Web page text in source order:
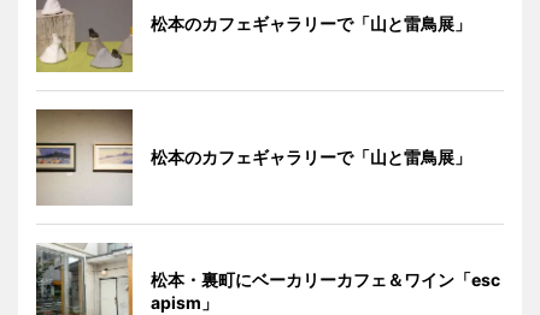
松本のカフェギャラリーで「山と雷鳥展」
松本のカフェギャラリーで「山と雷鳥展」
松本・裏町にベーカリーカフェ＆ワイン「esc
apism」